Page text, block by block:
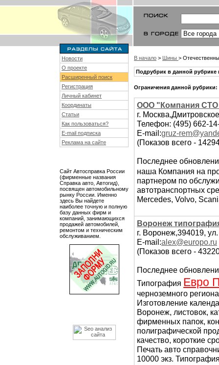
Новости
О проекте
Расширенный поиск
Регистрация
Личный кабинет
Координаты
Статьи
Как пользоваться?
E-mail подписка
Реклама на сайте
Сайт Автосправка России
(фирменные названия
Справка авто, Автогид),
посвящен автомобильному
рынку России. Именно
здесь Вы найдете
наиболее точную и полную
базу данных фирм и
компаний, занимающихся
продажей автомобилей,
ремонтом и техническим
обслуживанием.
В начало > Шины >
Подрубрик в данной рубрике
Ограничения данной рубрики:
ООО "Компания СТО
г.
Телефон: (495) 662-
E-mail:gruz-
(Показов всего -
Последнее
наша Компания на
партнером по
автотранспортных
Mercedes, Volvo,
Воронеж
г. Воронеж,394019,
E-mail:alex@europo.ru
(Показов всего -
Последнее
Типография Евро
черноземного
Изготовление
Воронеж, листовок,
фирменных папок,
полиграфической
качество, короткие
Печать авто
10000 экз.